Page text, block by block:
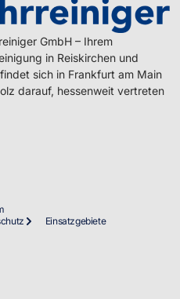
GmbH – Ihrem
in Reiskirchen und
sich in Frankfurt am Main
darauf, hessenweit vertreten
Einsatzgebiete